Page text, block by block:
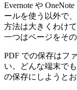
Evernote や
ールを使う以外で
方法は大きくわけ
一つはページをそ
PDF での保存はフ
い。どんな端末で
の保存にしようとお